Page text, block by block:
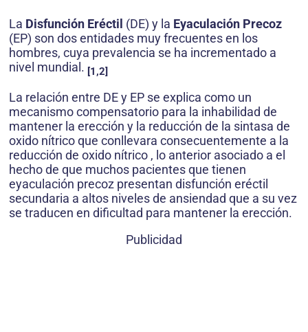
La Disfunción Eréctil (DE) y la Eyaculación Precoz
(EP) son dos entidades muy frecuentes en los
hombres, cuya prevalencia se ha incrementado a
nivel mundial. [1,2]
La relación entre DE y EP se explica como un
mecanismo compensatorio para la inhabilidad de
mantener la erección y la reducción de la sintasa de
oxido nítrico que conllevara consecuentemente a la
reducción de oxido nítrico , lo anterior asociado a el
hecho de que muchos pacientes que tienen
eyaculación precoz presentan disfunción eréctil
secundaria a altos niveles de ansiendad que a su vez
se traducen en dificultad para mantener la erección.
Publicidad